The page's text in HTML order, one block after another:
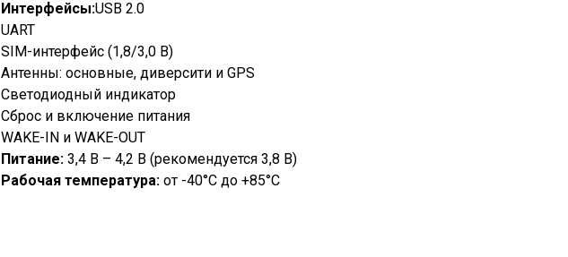
Интерфейсы:USB 2.0
UART
SIM-интерфейс (1,8/3,0 В)
Антенны: основные, диверсити и GPS
Светодиодный индикатор
Сброс и включение питания
WAKE-IN и WAKE-OUT
Питание: 3,4 В – 4,2 В (рекомендуется 3,8 В)
Рабочая температура: от -40°C до +85°C